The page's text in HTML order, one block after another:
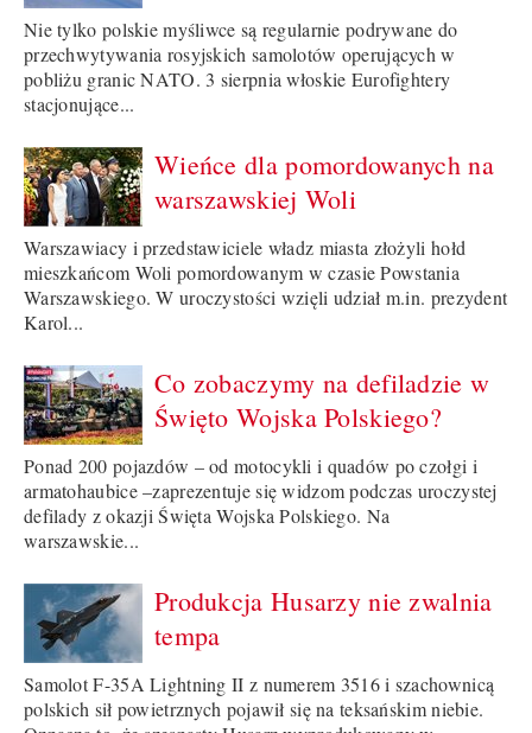
Nie tylko polskie myśliwce są regularnie podrywane do
przechwytywania rosyjskich samolotów operujących w
pobliżu granic NATO. 3 sierpnia włoskie Eurofightery
stacjonujące...
Wieńce dla pomordowanych na
warszawskiej Woli
Warszawiacy i przedstawiciele władz miasta złożyli hołd
mieszkańcom Woli pomordowanym w czasie Powstania
Warszawskiego. W uroczystości wzięli udział m.in. prezydent
Karol...
Co zobaczymy na defiladzie w
Święto Wojska Polskiego?
Ponad 200 pojazdów – od motocykli i quadów po czołgi i
armatohaubice –zaprezentuje się widzom podczas uroczystej
defilady z okazji Święta Wojska Polskiego. Na
warszawskie...
Produkcja Husarzy nie zwalnia
tempa
Samolot F-35A Lightning II z numerem 3516 i szachownicą
polskich sił powietrznych pojawił się na teksańskim niebie.